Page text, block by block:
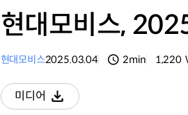
현대모비스,
현대모비스2025.03.04 2min 1,220
미디어
다운로드